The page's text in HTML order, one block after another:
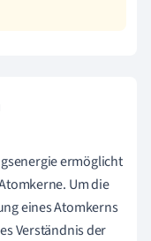
ermöglicht
Um die
eines Atomkerns
Verständnis der